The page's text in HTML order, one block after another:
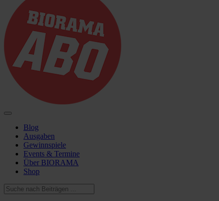
Blog
Ausgaben
Gewinnspiele
Events & Termine
Über BIORAMA
Shop